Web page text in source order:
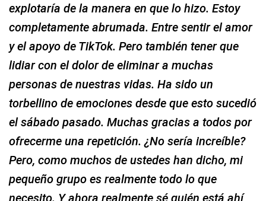
explotaría de la manera en que lo hizo. Estoy
completamente abrumada. Entre sentir el amor
y el apoyo de TikTok. Pero también tener que
lidiar con el dolor de eliminar a muchas
personas de nuestras vidas. Ha sido un
torbellino de emociones desde que esto sucedió
el sábado pasado. Muchas gracias a todos por
ofrecerme una repetición. ¿No sería increíble?
Pero, como muchos de ustedes han dicho, mi
pequeño grupo es realmente todo lo que
necesito. Y ahora realmente sé quién está ahí